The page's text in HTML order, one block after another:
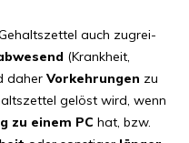
auch zugrei­
(Krank­heit,
daher Vor­keh­run­gen zu
gelöst wird, wenn
zu einem PC hat, bzw.